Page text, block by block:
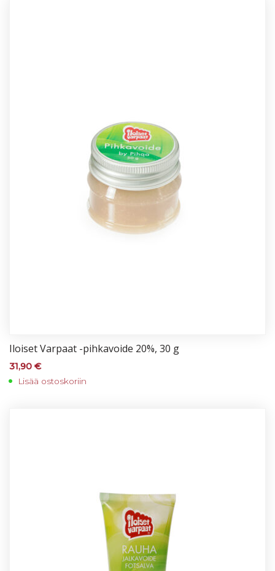
Iloi­set Var­paat -pih­ka­voi­de 20%, 30 g
31,90 €
Lisää ostoskoriin